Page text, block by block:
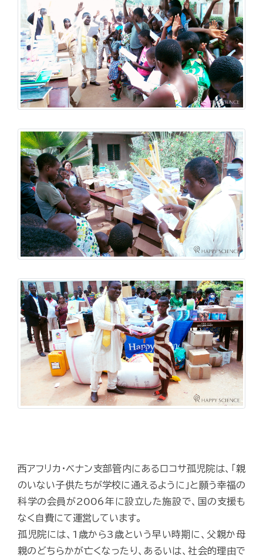
西アフリカ・ベナン支部管内にあるロコサ孤児院は、「親
のいない子供たちが学校に通えるように」と願う幸福の
科学の会員が2006年に設立した施設で、国の支援も
なく自費にて運営しています。
孤児院には、1歳から3歳という早い時期に、父親か母
親のどちらかが亡くなったり、あるいは、社会的理由で